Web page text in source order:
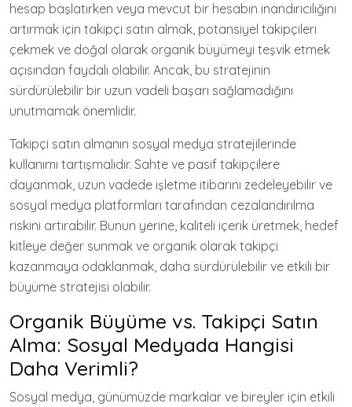
hesap başlatırken veya mevcut bir hesabın inandırıcılığını
artırmak için takipçi satın almak, potansiyel takipçileri
çekmek ve doğal olarak organik büyümeyi teşvik etmek
açısından faydalı olabilir. Ancak, bu stratejinin
sürdürülebilir bir uzun vadeli başarı sağlamadığını
unutmamak önemlidir.
Takipçi satın almanın sosyal medya stratejilerinde
kullanımı tartışmalıdır. Sahte ve pasif takipçilere
dayanmak, uzun vadede işletme itibarını zedeleyebilir ve
sosyal medya platformları tarafından cezalandırılma
riskini artırabilir. Bunun yerine, kaliteli içerik üretmek, hedef
kitleye değer sunmak ve organik olarak takipçi
kazanmaya odaklanmak, daha sürdürülebilir ve etkili bir
büyüme stratejisi olabilir.
Organik Büyüme vs. Takipçi Satın
Alma: Sosyal Medyada Hangisi
Daha Verimli?
Sosyal medya, günümüzde markalar ve bireyler için etkili